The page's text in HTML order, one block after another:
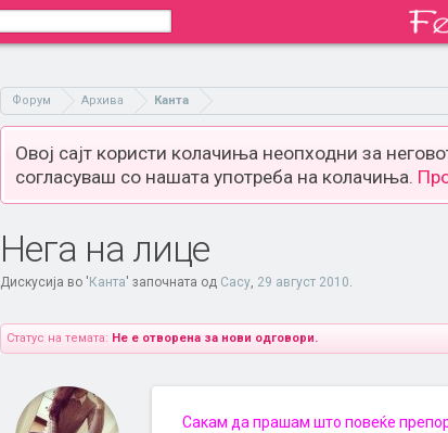
Форум Архива Канта
Овој сајт користи колачиња неопходни за
согласуваш со нашата употреба на колачиња.
Нега на лице
Дискусија во ' Канта' започната од Cacy, 29 август 2010.
Статус на темата: Не е отворена за нови одговори.
Сакам да прашам што повеќе